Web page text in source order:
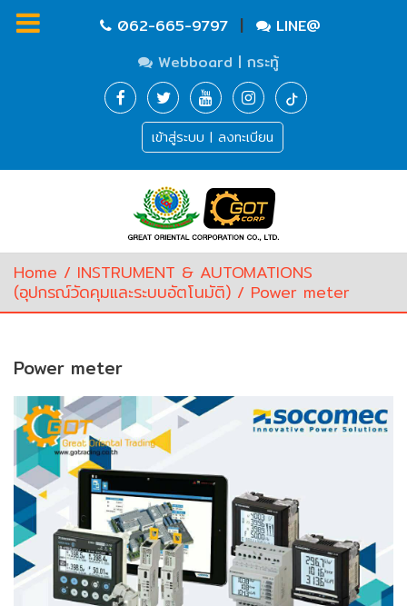
บำบัด
น้ำ
เสีย,
และ
วาล์ว)
ENVIRONMENT
&
Antipollution
(สิ่ง
แวดล้อม
และ
ระบบ
ป้องกัน
มลพิษ)
062-665-9797 |
LINE@
Webboard | กระทู้
เข้าสู่ระบบ | ลงทะเบียน
Home / INSTRUMENT & AUTOMATIONS
(อุปกรณ์วัดคุมและระบบอัตโนมัติ) / Power meter
Power meter